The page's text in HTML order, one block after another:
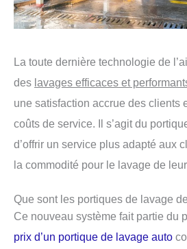
La toute dernière technologie de
des lavages efficaces et
une satisfaction accrue des clients
coûts de service. Il s’agit du
d’offrir un service plus adapté aux
la commodité pour le lavage de
Que sont les portiques de lavage
Ce nouveau système fait partie du
prix d’un portique de lavage auto